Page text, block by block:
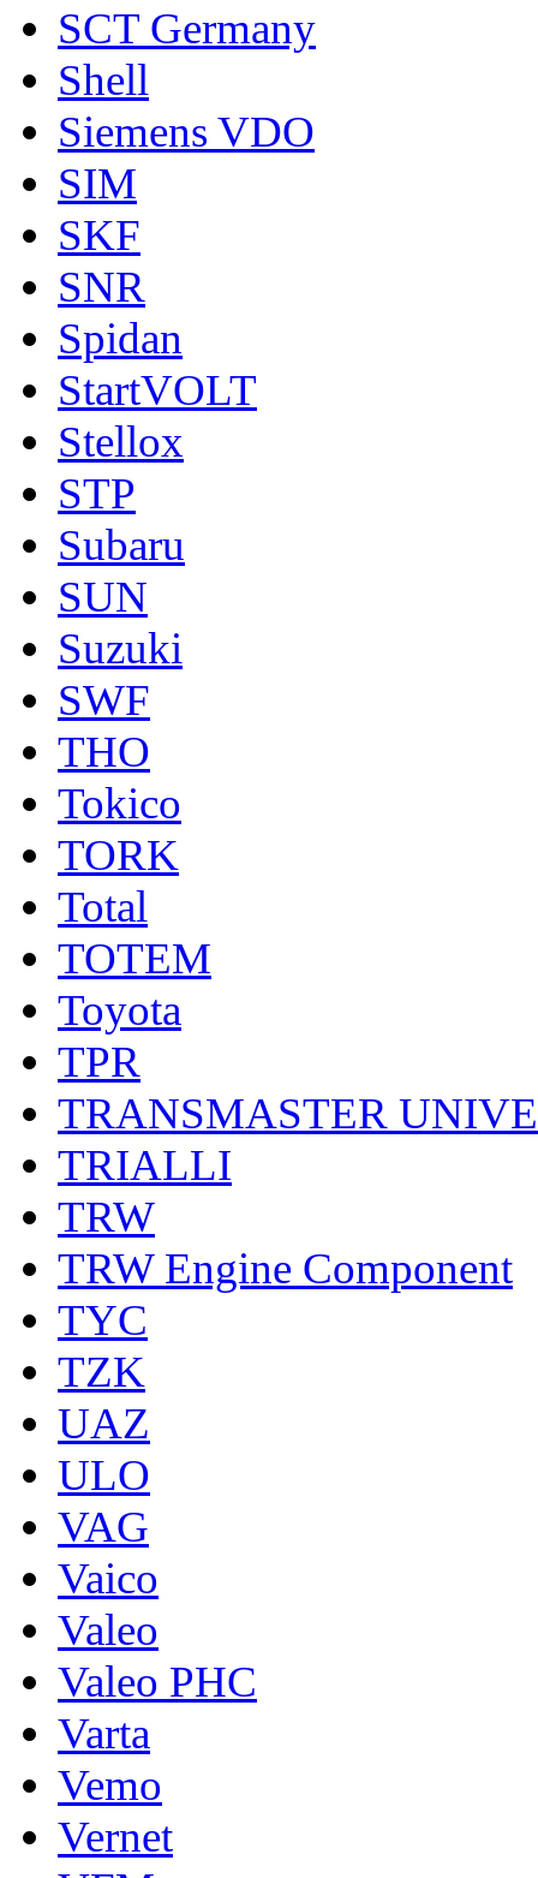
SCT Germany
Shell
Siemens VDO
SIM
SKF
SNR
Spidan
StartVOLT
Stellox
STP
Subaru
SUN
Suzuki
SWF
THO
Tokico
TORK
Total
TOTEM
Toyota
TPR
TRANSMASTER
TRIALLI
TRW
TRW Engine Component
TYC
TZK
UAZ
ULO
VAG
Vaico
Valeo
Valeo PHC
Varta
Vemo
Vernet